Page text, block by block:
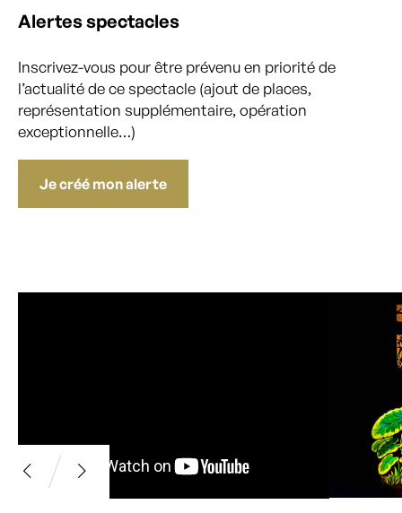
Alertes spectacles
Inscrivez-vous pour être prévenu en priorité de
l’actualité de ce spectacle (ajout de places,
représentation supplémentaire, opération
exceptionnelle…)
Je créé mon alerte